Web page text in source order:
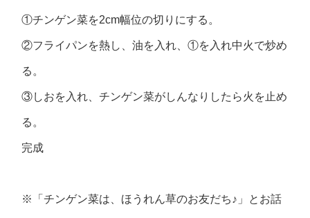
①チンゲン菜を2cm幅位の切りにする。
②フライパンを熱し、油を入れ、①を入れ中火で炒め
る。
③しおを入れ、チンゲン菜がしんなりしたら火を止め
る。
完成
※「チンゲン菜は、ほうれん草のお友だち♪」とお話